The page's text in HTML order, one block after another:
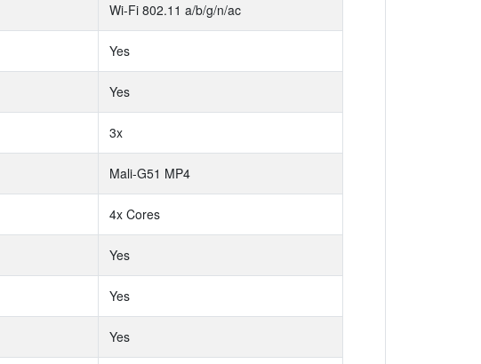
Wi-Fi 802.11 a/b/g/n/ac
Yes
Yes
3x
Mali-G51 MP4
4x Cores
Yes
Yes
Yes